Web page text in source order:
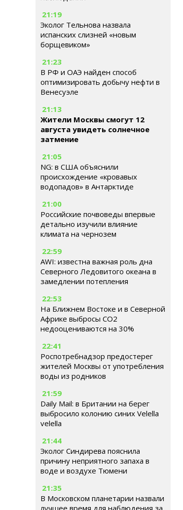
21:19
Эколог Тельнова назвала
испанских слизней «новым
борщевиком»
21:23
В РФ и ОАЭ найден способ
оптимизировать добычу нефти в
Венесуэле
21:13
Жители Москвы смогут 12
августа увидеть солнечное
затмение
21:05
NG: в США объяснили
происхождение «кровавых
водопадов» в Антарктиде
21:00
Российские почвоведы впервые
детально изучили влияние
климата на чернозем
22:59
AWI: известна важная роль дна
Северного Ледовитого океана в
замедлении потепления
22:53
На Ближнем Востоке и в Северной
Африке выбросы CO2
недооцениваются на 30%
22:41
Роспотребнадзор предостерег
жителей Москвы от употребления
воды из родников
21:59
Daily Mail: в Британии на берег
выбросило колонию синих Velella
velella
21:44
Эколог Синдирева пояснила
причину неприятного запаха в
воде и воздухе Тюмени
21:35
В Московском планетарии назвали
лучшее время для наблюдения за